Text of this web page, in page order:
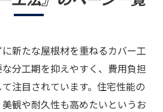
新たな屋根材を重ねるカバー工
分工期を抑えやすく、費用負担
注目されています。住宅性能の
観や耐久性も高めたいというお